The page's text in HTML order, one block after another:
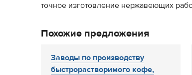
точное изготовление нержавеющих
Похожие предложения
Заводы по производству
быстрорастворимого кофе,